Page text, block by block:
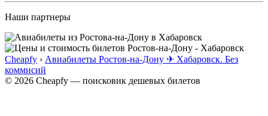
Наши партнеры
Cheapfy › Авиабилеты Ростов-на-Дону ✈ Хабаровск. Без
коммисий
© 2026 Cheapfy — поисковик дешевых билетов